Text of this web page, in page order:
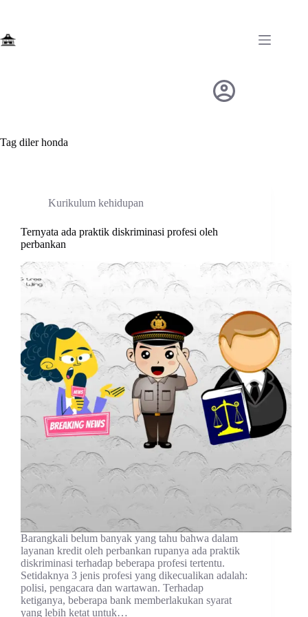
Tag diler honda
Kurikulum kehidupan
Ternyata ada praktik diskriminasi profesi oleh
perbankan
Barangkali belum banyak yang tahu bahwa dalam
layanan kredit oleh perbankan rupanya ada praktik
diskriminasi terhadap beberapa profesi tertentu.
Setidaknya 3 jenis profesi yang dikecualikan adalah:
polisi, pengacara dan wartawan. Terhadap
ketiganya, beberapa bank memberlakukan syarat
yang lebih ketat untuk…